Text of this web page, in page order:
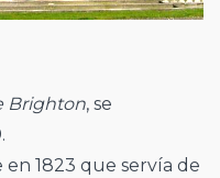
Brighton, se
.
1823 que servía de